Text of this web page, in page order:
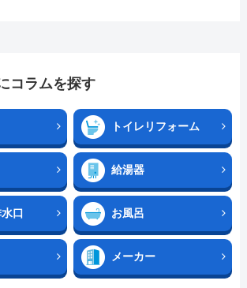
コラムを探す
トイレリフォーム
給湯器
口 お風呂
メーカー